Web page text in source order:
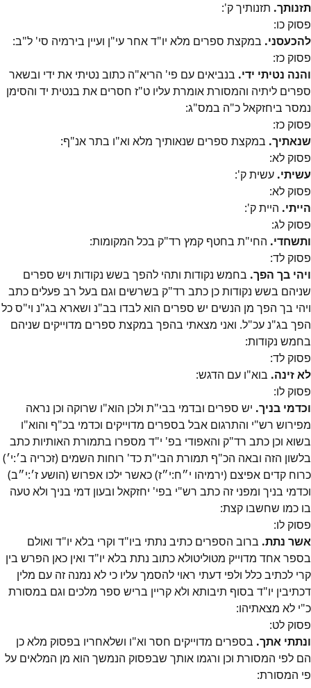
תזנותך. תזנותיך ק':
פסוק כו:
להכעסני. במקצת ספרים מלא יו"ד אחר עי"ן ועיין בירמיה סי' ל"ב:
פסוק כז:
והנה נטיתי ידי. בנביאים עם פי' הריא"ה כתוב נטיתי את ידי ובשאר
ספרים ליתיה והמסורת אומרת עליו ט"ז חסרים את בנטית יד והסימן
נמסר ביחזקאל כ"ה במס"ג:
פסוק כז:
שנאתיך. במקצת ספרים שנאותיך מלא וא"ו בתר אנ"ף:
פסוק לא:
עשיתי. עשית ק':
פסוק לא:
הייתי. היית ק':
פסוק לג:
ותשחדי. החי"ת בחטף קמץ רד"ק בכל המקומות:
פסוק לד:
ויהי בך הפך. בחמש נקודות ותהי להפך בשש נקודות ויש ספרים
שניהם בשש נקודות כן כתב רד"ק בשרשים וגם בעל רב פעלים כתב
ויהי בך הפך מן הנשים יש ספרים הוא לבדו בב"נ ושארא בג"נ וי"ס כל
הפך בג"נ עכ"ל. ואני מצאתי בהפך במקצת ספרים מדוייקים שניהם
בחמש נקודות:
פסוק לד:
לא זינה. בוא"ו עם הדגש:
פסוק לו:
וכדמי בניך. יש ספרים ובדמי בבי"ת ולכן הוא"ו שרוקה וכן נראה
מפירוש רש"י והתרגום אבל בספרים מדוייקים וכדמי בכ"ף והוא"ו
בשוא וכן כתב רד"ק והאפודי בפ' י"ד מספרו בתמורת האותיות כתב
בלשון הזה ובאה הכ"ף תמורת הבי"ת כד' רוחות השמים (זכריה ב׳:י׳)
כרוח קדים אפיצם (ירמיהו י״ח:י״ז) כאשר ילכו אפרוש (הושע ז׳:י״ב)
וכדמי בניך ומפני זה כתב רש"י בפי' יחזקאל ובעון דמי בניך ולא טעה
בו כמו שחשבו קצת:
פסוק לו:
אשר נתת. ברוב הספרים כתיב נתתי ביו"ד וקרי בלא יו"ד ואולם
בספר אחד מדוייק מטוליטולא כתוב נתת בלא יו"ד ואין כאן הפרש בין
קרי לכתיב כלל ולפי דעתי ראוי להסמך עליו כי לא נמנה זה עם מלין
דכתיבין יו"ד בסוף תיבותא ולא קריין בריש ספר מלכים וגם במסורת
כ"י לא מצאתיהו:
פסוק לט:
ונתתי אתך. בספרים מדוייקים חסר וא"ו ושלאחריו בפסוק מלא כן
הם לפי המסורת וכן ורגמו אותך שבפסוק הנמשך הוא מן המלאים על
פי המסורת: